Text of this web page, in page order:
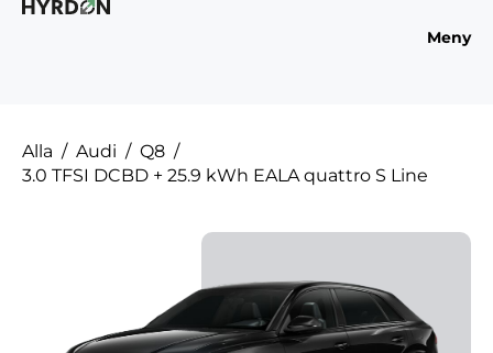
Meny
Alla Audi
Q8
3.0 TFSI DCBD + 25.9 kWh EALA quattro S Line